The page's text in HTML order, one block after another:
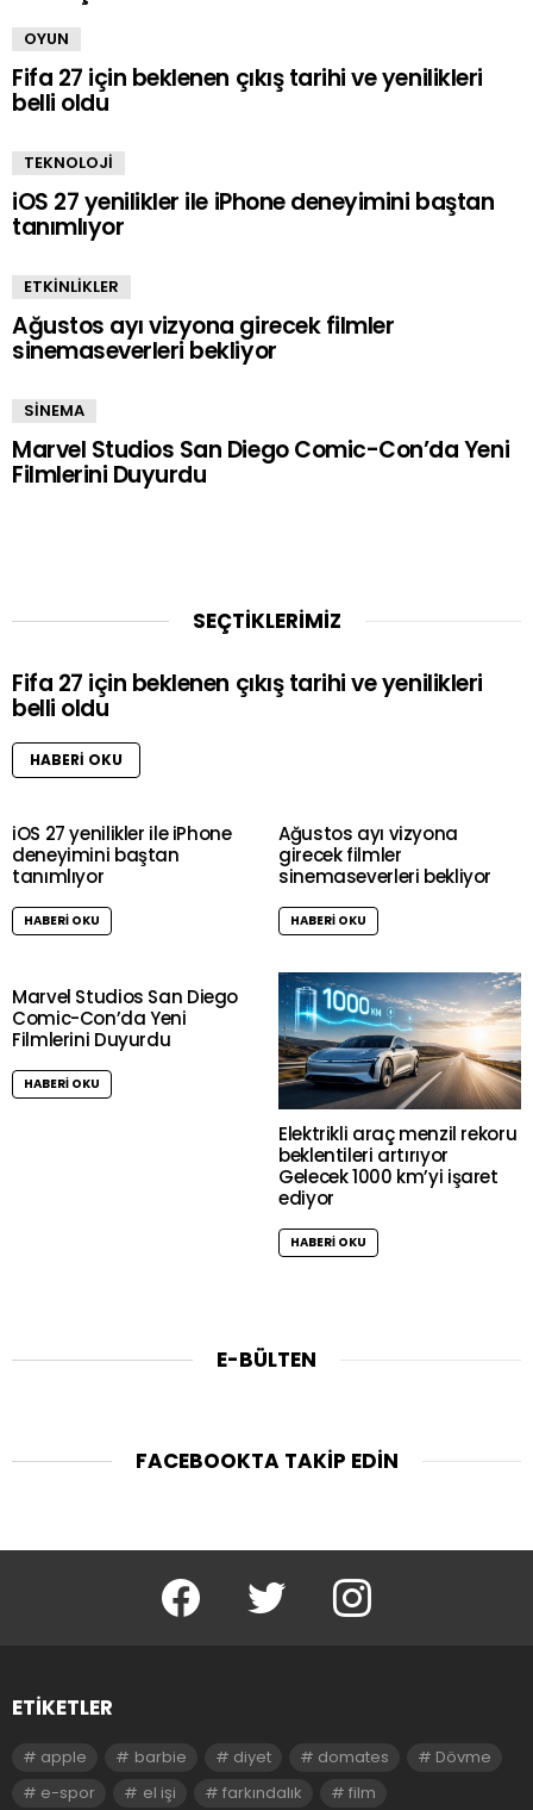
OYUN
Fifa 27 için beklenen çıkış tarihi ve yenilikleri
belli oldu
TEKNOLOJİ
iOS 27 yenilikler ile iPhone deneyimini baştan
tanımlıyor
ETKİNLİKLER
Ağustos ayı vizyona girecek filmler
sinemaseverleri bekliyor
SİNEMA
Marvel Studios San Diego Comic-Con’da Yeni
Filmlerini Duyurdu
SEÇTİKLERİMİZ
Fifa 27 için beklenen çıkış tarihi ve yenilikleri
belli oldu
HABERI OKU
iOS 27 yenilikler ile iPhone
deneyimini baştan
tanımlıyor
HABERI OKU
Ağustos ayı vizyona
girecek filmler
sinemaseverleri bekliyor
HABERI OKU
Marvel Studios San Diego
Comic-Con’da Yeni
Filmlerini Duyurdu
HABERI OKU
Elektrikli araç menzil rekoru
beklentileri artırıyor
Gelecek 1000 km’yi işaret
ediyor
HABERI OKU
E-BÜLTEN
FACEBOOKTA TAKIP EDIN
facebook twitter instagram
ETIKETLER
apple barbie diyet domates
Dövme
e-spor
el işi farkındalık
film